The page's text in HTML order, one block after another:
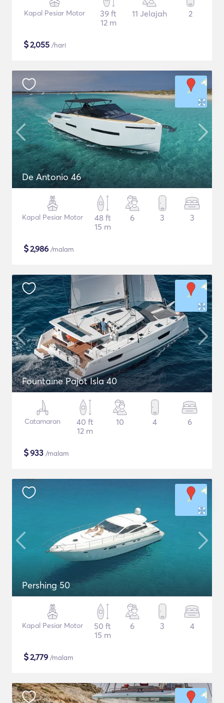
Kapal Pesiar Motor
39 ft
12 m
11 Jelajah 2
$2,055 /hari
De Antonio 46
Kapal Pesiar Motor
48 ft
15 m
6 3 3
$2,986 /malam
Fountaine Pajot Isla 40
Catamaran
40 ft
12 m
10 4 6
$933 /malam
Pershing 50
Kapal Pesiar Motor
50 ft
15 m
6 3 4
$2,779 /malam